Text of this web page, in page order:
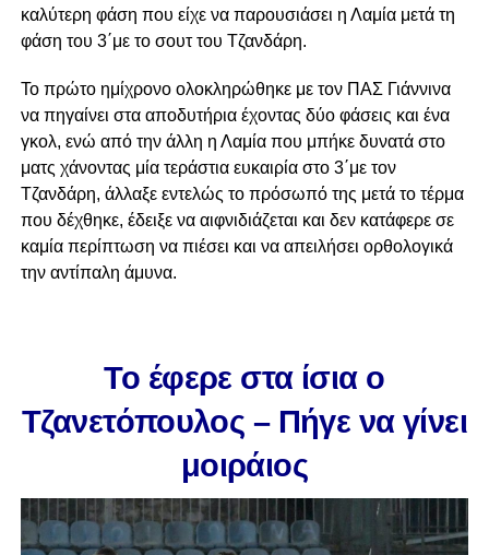
καλύτερη φάση που είχε να παρουσιάσει η Λαμία μετά τη
φάση του 3΄με το σουτ του Τζανδάρη.
Το πρώτο ημίχρονο ολοκληρώθηκε με τον ΠΑΣ Γιάννινα
να πηγαίνει στα αποδυτήρια έχοντας δύο φάσεις και ένα
γκολ, ενώ από την άλλη η Λαμία που μπήκε δυνατά στο
ματς χάνοντας μία τεράστια ευκαιρία στο 3΄με τον
Τζανδάρη, άλλαξε εντελώς το πρόσωπό της μετά το τέρμα
που δέχθηκε, έδειξε να αιφνιδιάζεται και δεν κατάφερε σε
καμία περίπτωση να πιέσει και να απειλήσει ορθολογικά
την αντίπαλη άμυνα.
To έφερε στα ίσια ο
Τζανετόπουλος – Πήγε να γίνει
μοιράιος